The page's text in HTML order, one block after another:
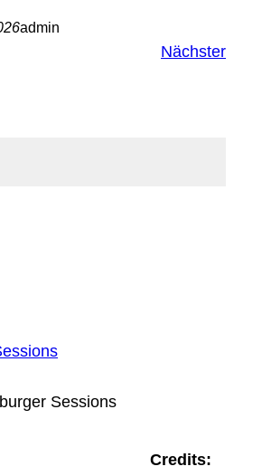
admin
Nächster
Sessions
Credits: